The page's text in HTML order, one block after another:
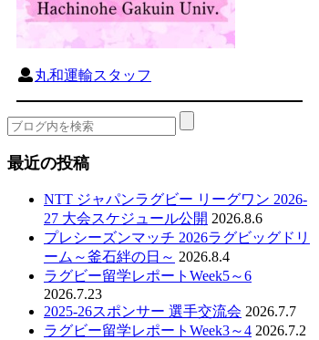
丸和運輸スタッフ
最近の投稿
NTT ジャパンラグビー リーグワン 2026-
27 大会スケジュール公開 2026.8.6
プレシーズンマッチ 2026ラグビッグドリ
ーム～釜石絆の日～ 2026.8.4
ラグビー留学レポートWeek5～6
2026.7.23
2025-26スポンサー 選手交流会 2026.7.7
ラグビー留学レポートWeek3～4 2026.7.2